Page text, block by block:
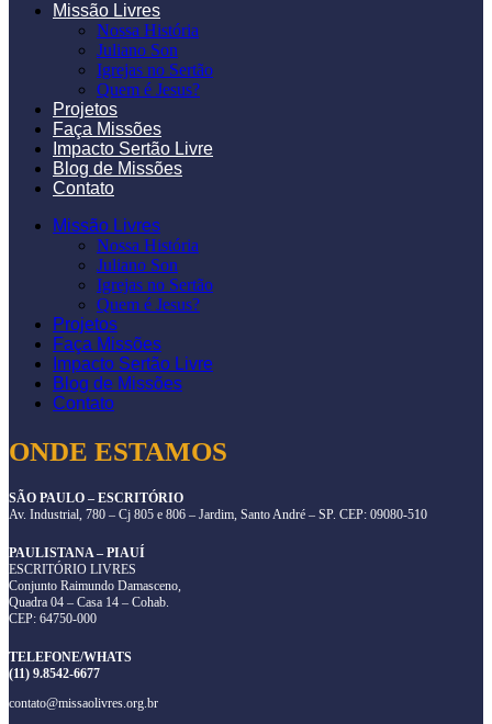
Missão Livres
Nossa História
Juliano Son
Igrejas no Sertão
Quem é Jesus?
Projetos
Faça Missões
Impacto Sertão Livre
Blog de Missões
Contato
Missão Livres
Nossa História
Juliano Son
Igrejas no Sertão
Quem é Jesus?
Projetos
Faça Missões
Impacto Sertão Livre
Blog de Missões
Contato
ONDE ESTAMOS
SÃO PAULO – ESCRITÓRIO
Av. Industrial, 780 – Cj 805 e 806 – Jardim, Santo André – SP. CEP: 09080-510
PAULISTANA – PIAUÍ
ESCRITÓRIO LIVRES
Conjunto Raimundo Damasceno,
Quadra 04 – Casa 14 – Cohab.
CEP: 64750-000
TELEFONE/WHATS
(11) 9.8542-6677
contato@missaolivres.org.br